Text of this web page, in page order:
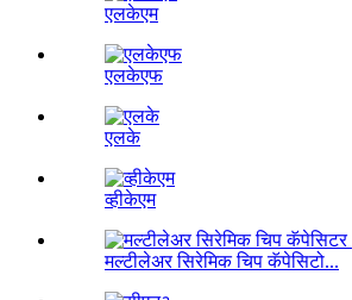
एलकेएम
एलकेएफ
एलके
व्हीकेएम
मल्टीलेअर सिरेमिक चिप कॅपेसिटो...